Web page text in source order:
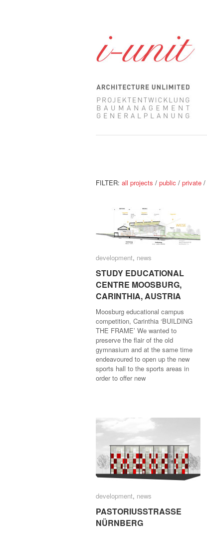
FILTER: all projects / public / private /
development, news
STUDY EDUCATIONAL
CENTRE MOOSBURG,
CARINTHIA, AUSTRIA
Moosburg educational campus
competition, Carinthia ‘BUILDING
THE FRAME’ We wanted to
preserve the flair of the old
gymnasium and at the same time
endeavoured to open up the new
sports hall to the sports areas in
order to offer new
development news
STUDY EDUCATIONAL
CENTRE MOOSBURG,
CARINTHIA, AUSTRIA
development, news
PASTORIUSSTRASSE
NÜRNBERG
development news
PASTORIUSSTRASSE
NÜRNBERG